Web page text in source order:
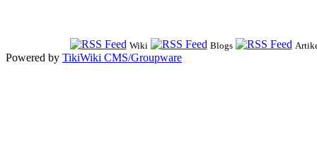
Wiki Blogs
Powered by TikiWiki CMS/Groupware